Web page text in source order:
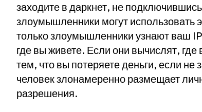
заходите в даркнет, не
злоумышленники могут использовать
только злоумышленники узнают ваш
где вы живете. Если они вычислят,
тем, что вы потеряете деньги, если не
человек злонамеренно размещает
разрешения.